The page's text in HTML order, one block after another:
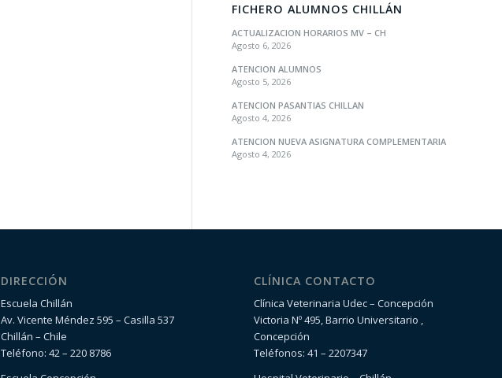
FICHERO ALUMNOS CHILLÁN
ACTUALIZACION HORARIOS MV – CH
Agosto 6, 2026
ATENCION ALUMNOS
Agosto 5, 2026
ATENCION PASANTIAS CHILLAN
Agosto 4, 2026
ATENCION NUEVA ASIGNATURA COMPLEMENTARIA
Agosto 4, 2026
DIRECCIÓN
Escuela Chillán
Av. Vicente Méndez 595 – Casilla 537
Chillán – Chile
Teléfono: 42 – 220 8786
CLÍNICA CONTACTO
Clínica Veterinaria Udec – Concepción
Victoria Nº 495, Barrio Universitario ,
Concepción
Teléfonos: 41 – 2207347